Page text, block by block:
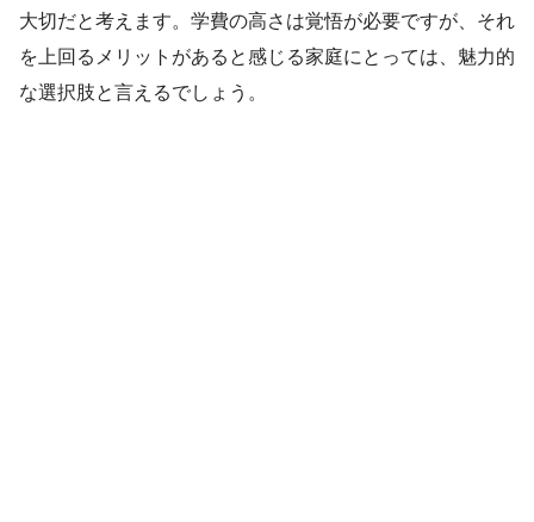
大切だと考えます。学費の高さは覚悟が必要ですが、それ
を上回るメリットがあると感じる家庭にとっては、魅力的
な選択肢と言えるでしょう。